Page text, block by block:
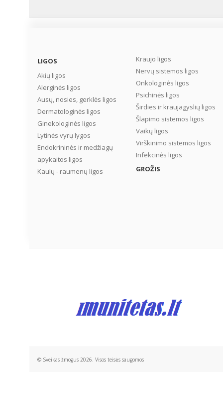
LIGOS
Akių ligos
Alerginės ligos
Ausų, nosies, gerklės ligos
Dermatologinės ligos
Ginekologinės ligos
Lytinės vyrų lygos
Endokrininės ir medžiagų
apykaitos ligos
Kaulų - raumenų ligos
Kraujo ligos
Nervų sistemos ligos
Onkologinės ligos
Psichinės ligos
Širdies ir kraujagyslių ligos
Šlapimo sistemos ligos
Vaikų ligos
Virškinimo sistemos ligos
Infekcinės ligos
GROŽIS
© Sveikas žmogus 2026. Visos teisės saugomos